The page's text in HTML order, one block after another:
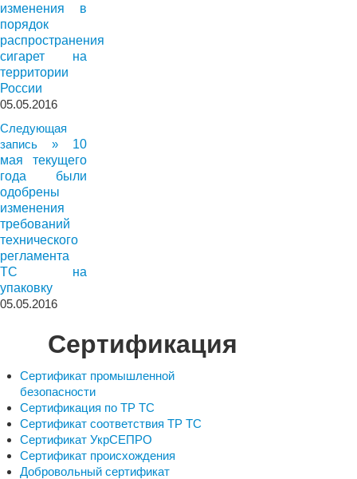
изменения в
порядок
распространения
сигарет на
территории
России
05.05.2016
Следующая
запись »
10
мая текущего
года были
одобрены
изменения
требований
технического
регламента
ТС на
упаковку
05.05.2016
Сертификация
Сертификат промышленной
безопасности
Сертификация по ТР ТС
Сертификат соответствия ТР ТС
Сертификат УкрСЕПРО
Сертификат происхождения
Добровольный сертификат